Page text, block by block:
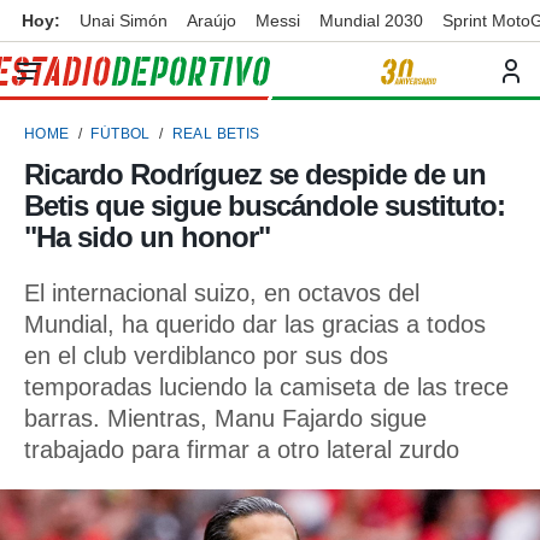
de
por
para
la
que se
calidad.
las
y
forma
digital
Hoy: Unai Simón Araújo Messi Mundial 2030 Sprint
HOME FÚTBOL REAL BETIS
Ricardo Rodríguez se despide de un
Betis que sigue buscándole sustituto:
"Ha sido un honor"
El internacional suizo, en octavos del
Mundial, ha querido dar las gracias a todos
en el club verdiblanco por sus dos
temporadas luciendo la camiseta de las trece
barras. Mientras, Manu Fajardo sigue
trabajado para firmar a otro lateral zurdo